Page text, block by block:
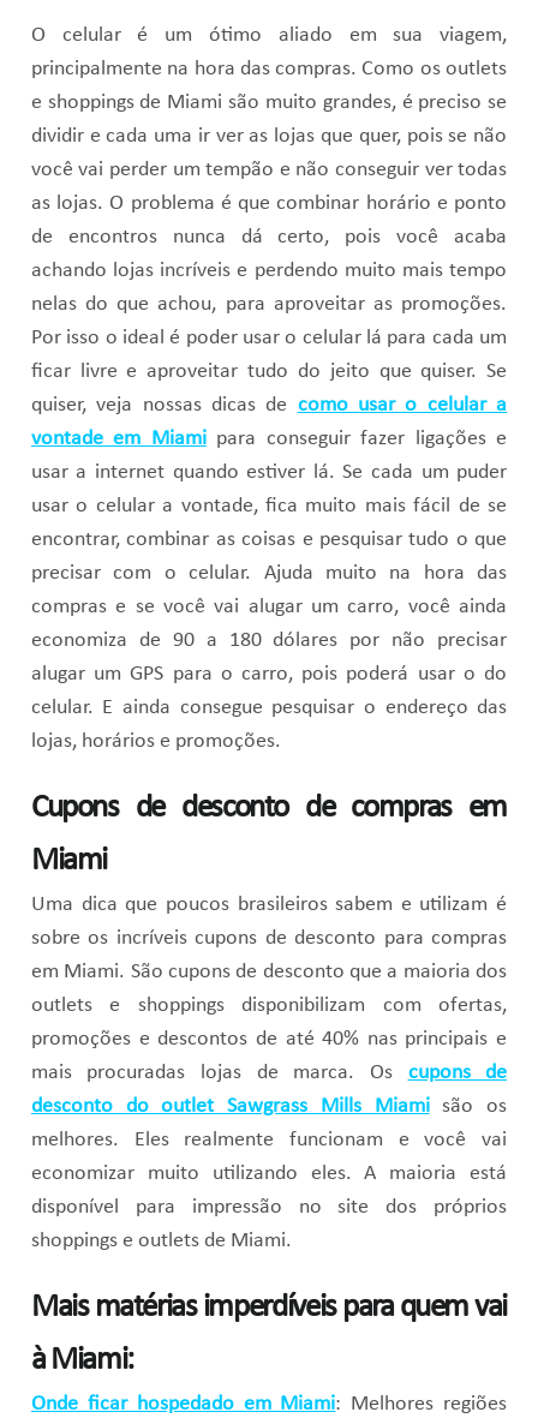
O celular é um ótimo aliado em sua viagem,
principalmente na hora das compras. Como os outlets
e shoppings de Miami são muito grandes, é preciso se
dividir e cada uma ir ver as lojas que quer, pois se não
você vai perder um tempão e não conseguir ver todas
as lojas. O problema é que combinar horário e ponto
de encontros nunca dá certo, pois você acaba
achando lojas incríveis e perdendo muito mais tempo
nelas do que achou, para aproveitar as promoções.
Por isso o ideal é poder usar o celular lá para cada um
ficar livre e aproveitar tudo do jeito que quiser. Se
quiser, veja nossas dicas de como usar o celular a
vontade em Miamipara conseguir fazer ligações e
usar a internet quando estiver lá. Se cada um puder
usar o celular a vontade, fica muito mais fácil de se
encontrar, combinar as coisas e pesquisar tudo o que
precisar com o celular. Ajuda muito na hora das
compras e se você vai alugar um carro, você ainda
economiza de 90 a 180 dólares por não precisar
alugar um GPS para o carro, pois poderá usar o do
celular. E ainda consegue pesquisar o endereço das
lojas, horários e promoções.
Cupons de desconto de compras em
Miami
Uma dica que poucos brasileiros sabem e utilizam é
sobre os incríveis cupons de desconto para compras
em Miami. São cupons de desconto que a maioria dos
outlets e shoppings disponibilizam com ofertas,
promoções e descontos de até 40% nas principais e
mais procuradas lojas de marca. Os cupons de
desconto do outlet Sawgrass Mills Miamisão os
melhores. Eles realmente funcionam e você vai
economizar muito utilizando eles. A maioria está
disponível para impressão no site dos próprios
shoppings e outlets de Miami.
Mais matérias imperdíveis para quem vai
à Miami:
Onde ficar hospedado em Miami: Melhores regiões